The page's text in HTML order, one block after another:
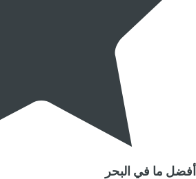
أفضل ما في البحر